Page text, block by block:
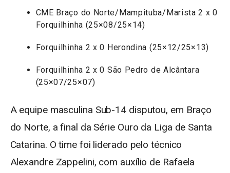
CME Braço do Norte/Mampituba/Marista 2 x 0
Forquilhinha (25×08/25×14)
Forquilhinha 2 x 0 Herondina (25×12/25×13)
Forquilhinha 2 x 0 São Pedro de Alcântara
(25×07/25×07)
A equipe masculina Sub-14 disputou, em Braço
do Norte, a final da Série Ouro da Liga de Santa
Catarina. O time foi liderado pelo técnico
Alexandre Zappelini, com auxílio de Rafaela